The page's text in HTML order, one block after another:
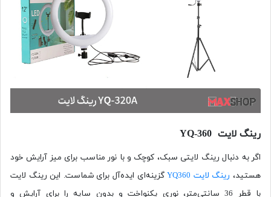
رینگ لایت YQ-360
اگر به دنبال رینگ لایتی سبک، کوچک و با نور مناسب برای میز آرایش خود
هستید، رینگ لایت YQ360
گزینه‌ای ایده‌آل برای شماست. این رینگ لایت
با قطر 36 سانتی‌متر، نوری یکنواخت و بدون سایه را برای آرایش و